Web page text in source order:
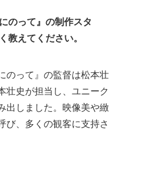
のって』の制作スタ
教えてください。
のって』の監督は松本壮
壮史が担当し、ユニーク
出しました。映像美や緻
び、多くの観客に支持さ